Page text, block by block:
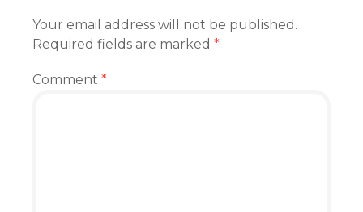
Your email address will not be published.
Required fields are marked *
Comment *